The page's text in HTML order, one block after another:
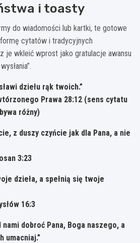
i toasty
do wiadomości lub kartki, te gotowe
cytatów i tradycyjnych
je wkleić wprost jako gratulacje awansu
dziełu rąk twoich.”
Prawa 28:12 (sens cytatu
różny)
z duszy czyńcie jak dla Pana, a nie
3:23
dzieła, a spełnią się twoje
16:3
nami dobroć Pana, Boga naszego, a
umacniaj.”